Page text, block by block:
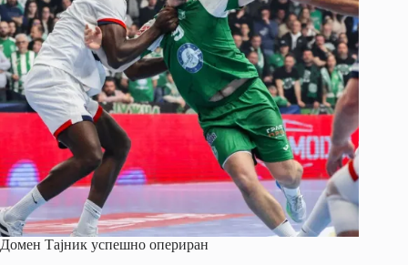
Домен Тајник успешно опериран